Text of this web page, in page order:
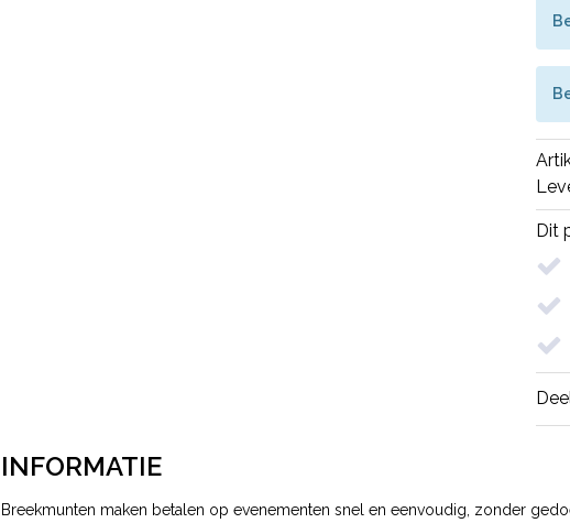
Dit
INFORMATIE
Breekmunten maken betalen op evenementen snel en eenvoudig, zonder